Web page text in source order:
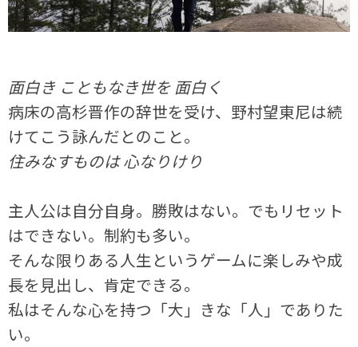
面白き こともなき世を 面白く
病床の高杉晋作の辞世を受け、野村望東尼は続
けてこう詠んだとのこと。
住みなすものは 心なりけり
主人公は自分自身。勝敗はない。でもリセット
はできない。制約も多い。
そんな限りある人生というゲームに楽しみや成
長を見出し、肯定できる。
私はそんな心を持つ「大」きな「人」でありた
い。